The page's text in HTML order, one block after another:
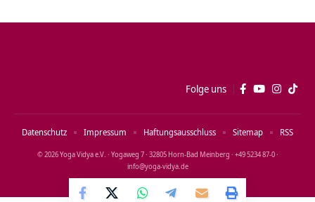
Folge uns
© 2026 Yoga Vidya e.V. · Yogaweg 7 · 32805 Horn‑Bad Meinberg · +49 5234 87‑0 ·
info@yoga‑vidya.de
Datenschutz Impressum Haftungsausschluss Sitemap RSS